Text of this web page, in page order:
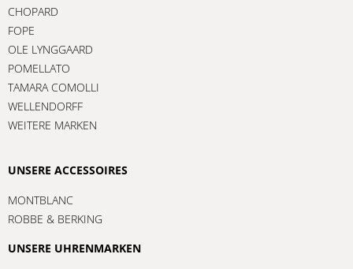
CHOPARD
FOPE
OLE LYNGGAARD
POMELLATO
TAMARA COMOLLI
WELLENDORFF
WEITERE MARKEN
UNSERE ACCESSOIRES
MONTBLANC
ROBBE & BERKING
UNSERE UHRENMARKEN